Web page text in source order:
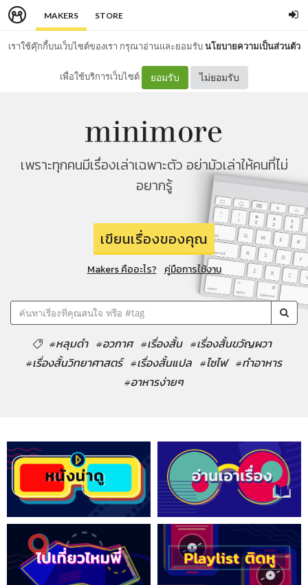
MAKERS STORE
เราใช้คุ๊กกี้บนเว็บไซต์ของเรา กรุณาอ่านและยอมรับนโยบายความเป็นส่วนตัว
เพื่อใช้บริการเว็บไซต์ ยอมรับ ไม่ยอมรับ
เพราะทุกคนมีเรื่องเล่าเฉพาะตัว อย่ามัวเล่าให้คนที่ไม่
อยากรู้
เขียนเรื่องของคุณ
Makers คืออะไร? คู่มือการใช้งาน
#หลุมดำ #อวกาศ #เรื่องสั้น #เรื่องสั้นขวัญผวา
#เรื่องสั้นวิทยาศาสตร์ #เรื่องสั้นแปล #ไซไฟ #ทำอาหาร
#อาหารง่ายๆ